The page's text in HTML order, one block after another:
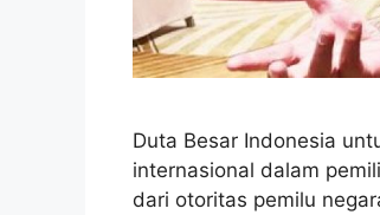
Duta Besar Indonesia
internasional dalam
dari otoritas pemilu